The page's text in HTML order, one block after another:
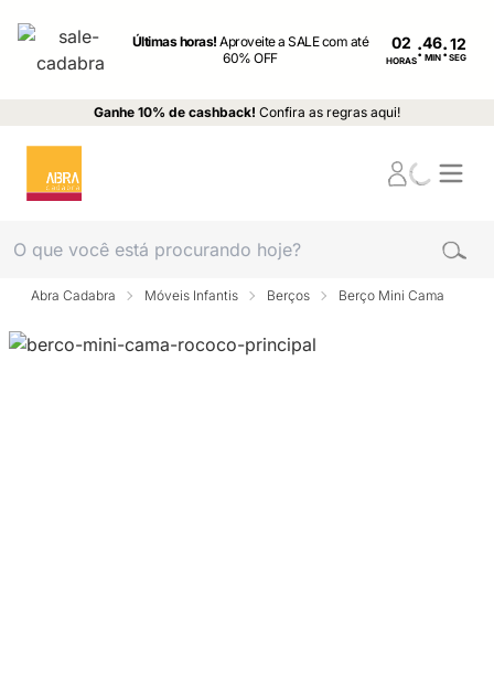
Últimas horas!Aproveite a SALE com até
60% OFF
02
HORAS: MIN : SEG
Ganhe 10% de cashback! Confira as regras aqui!
Abra Cadabra Móveis Infantis Berços Berço Mini Cama